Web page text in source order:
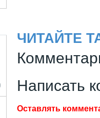
ЧИТАЙТЕ
Написать